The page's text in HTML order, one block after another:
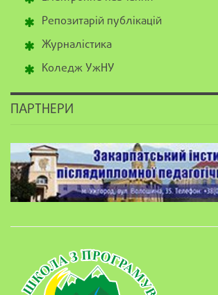
Репозитарій публікацій
Журналістика
Коледж УжНУ
ПАРТНЕРИ